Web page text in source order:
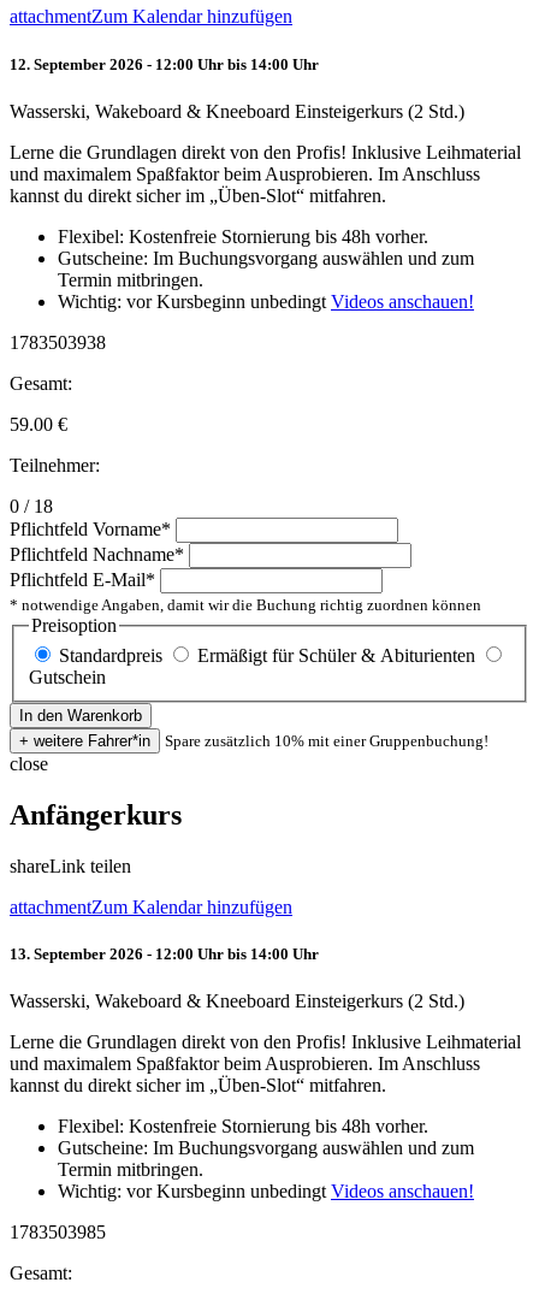
attachmentZum Kalendar hinzufügen
12. September 2026 - 12:00 Uhr bis 14:00 Uhr
Wasserski, Wakeboard & Kneeboard Einsteigerkurs (2 Std.)
Lerne die Grundlagen direkt von den Profis! Inklusive Leihmaterial
und maximalem Spaßfaktor beim Ausprobieren. Im Anschluss
kannst du direkt sicher im „Üben-Slot“ mitfahren.
Flexibel: Kostenfreie Stornierung bis 48h vorher.
Gutscheine: Im Buchungsvorgang auswählen und zum
Termin mitbringen.
Wichtig: vor Kursbeginn unbedingt Videos anschauen!
1783503938
Gesamt:
59.00 €
Teilnehmer:
0 / 18
Pflichtfeld Vorname*
Pflichtfeld Nachname*
Pflichtfeld E-Mail*
* notwendige Angaben, damit wir die Buchung richtig zuordnen können
Preisoption
Standardpreis
Ermäßigt für Schüler & Abiturienten
Gutschein
Spare zusätzlich 10% mit einer Gruppenbuchung!
close
Anfängerkurs
shareLink teilen
attachmentZum Kalendar hinzufügen
13. September 2026 - 12:00 Uhr bis 14:00 Uhr
Wasserski, Wakeboard & Kneeboard Einsteigerkurs (2 Std.)
Lerne die Grundlagen direkt von den Profis! Inklusive Leihmaterial
und maximalem Spaßfaktor beim Ausprobieren. Im Anschluss
kannst du direkt sicher im „Üben-Slot“ mitfahren.
Flexibel: Kostenfreie Stornierung bis 48h vorher.
Gutscheine: Im Buchungsvorgang auswählen und zum
Termin mitbringen.
Wichtig: vor Kursbeginn unbedingtVideos anschauen!
1783503985
Gesamt: